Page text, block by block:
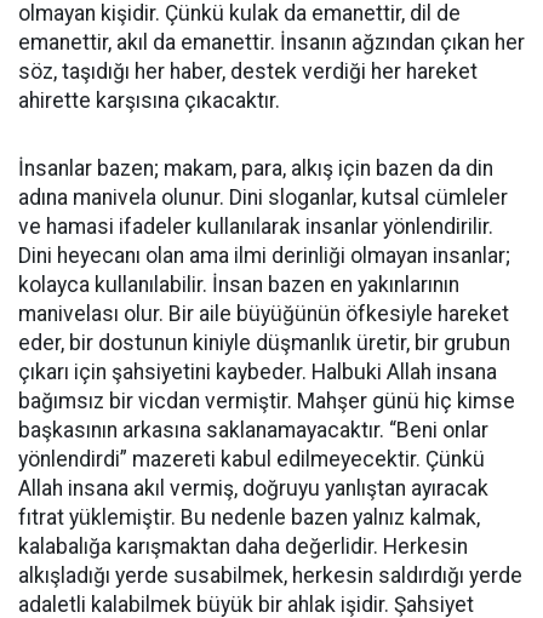
olmayan kişidir. Çünkü kulak da emanettir, dil de
emanettir, akıl da emanettir. İnsanın ağzından çıkan her
söz, taşıdığı her haber, destek verdiği her hareket
ahirette karşısına çıkacaktır.
İnsanlar bazen; makam, para, alkış için bazen da din
adına manivela olunur. Dini sloganlar, kutsal cümleler
ve hamasi ifadeler kullanılarak insanlar yönlendirilir.
Dini heyecanı olan ama ilmi derinliği olmayan insanlar;
kolayca kullanılabilir. İnsan bazen en yakınlarının
manivelası olur. Bir aile büyüğünün öfkesiyle hareket
eder, bir dostunun kiniyle düşmanlık üretir, bir grubun
çıkarı için şahsiyetini kaybeder. Halbuki Allah insana
bağımsız bir vicdan vermiştir. Mahşer günü hiç kimse
başkasının arkasına saklanamayacaktır. “Beni onlar
yönlendirdi” mazereti kabul edilmeyecektir. Çünkü
Allah insana akıl vermiş, doğruyu yanlıştan ayıracak
fıtrat yüklemiştir. Bu nedenle bazen yalnız kalmak,
kalabalığa karışmaktan daha değerlidir. Herkesin
alkışladığı yerde susabilmek, herkesin saldırdığı yerde
adaletli kalabilmek büyük bir ahlak işidir. Şahsiyet